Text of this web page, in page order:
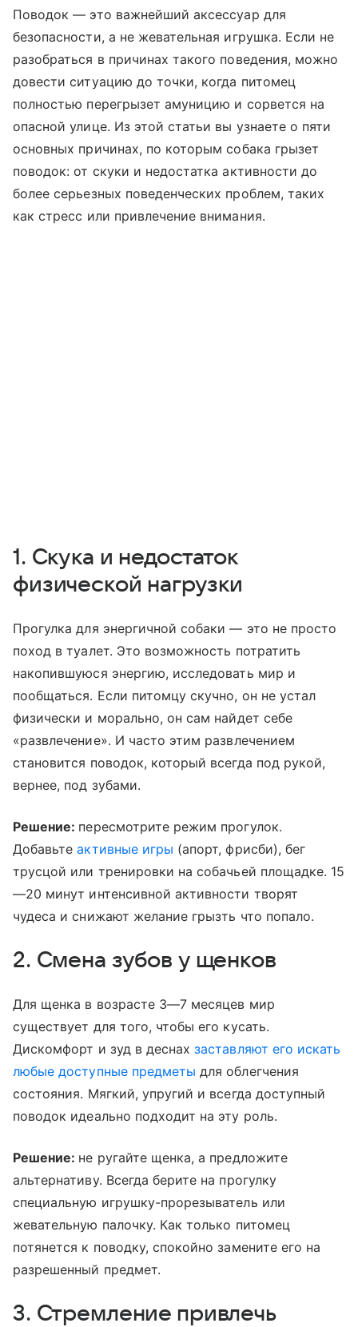
Поводок — это важнейший аксессуар для
безопасности, а не жевательная игрушка. Если не
разобраться в причинах такого поведения, можно
довести ситуацию до точки, когда питомец
полностью перегрызет амуницию и сорвется на
опасной улице. Из этой статьи вы узнаете о пяти
основных причинах, по которым собака грызет
поводок: от скуки и недостатка активности до
более серьезных поведенческих проблем, таких
как стресс или привлечение внимания.
1. Скука и недостаток
физической нагрузки
Прогулка для энергичной собаки — это не просто
поход в туалет. Это возможность потратить
накопившуюся энергию, исследовать мир и
пообщаться. Если питомцу скучно, он не устал
физически и морально, он сам найдет себе
«развлечение». И часто этим развлечением
становится поводок, который всегда под рукой,
вернее, под зубами.
Решение: пересмотрите режим прогулок.
Добавьтеактивные игры (апорт, фрисби), бег
трусцой или тренировки на собачьей площадке. 15
—20 минут интенсивной активности творят
чудеса и снижают желание грызть что попало.
2. Смена зубов у щенков
Для щенка в возрасте 3—7 месяцев мир
существует для того, чтобы его кусать.
Дискомфорт и зуд в деснахзаставляют его искать
любые доступные предметы для облегчения
состояния. Мягкий, упругий и всегда доступный
поводок идеально подходит на эту роль.
Решение: не ругайте щенка, а предложите
альтернативу. Всегда берите на прогулку
специальную игрушку-прорезыватель или
жевательную палочку. Как только питомец
потянется к поводку, спокойно замените его на
разрешенный предмет.
3. Стремление привлечь